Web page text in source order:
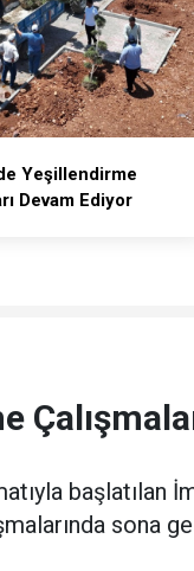
Yeşillendirme
Devam Ediyor
başlatılan
sona